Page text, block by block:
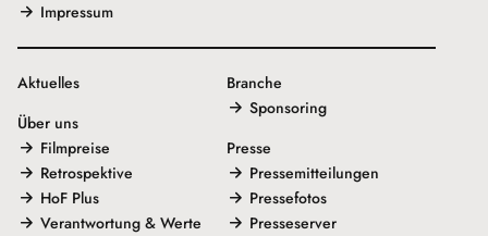
Impressum
Aktuelles
Über uns
Filmpreise
Retrospektive
HoF Plus
Verantwortung & Werte
Branche
Sponsoring
Presse
Pressemitteilungen
Pressefotos
Presseserver